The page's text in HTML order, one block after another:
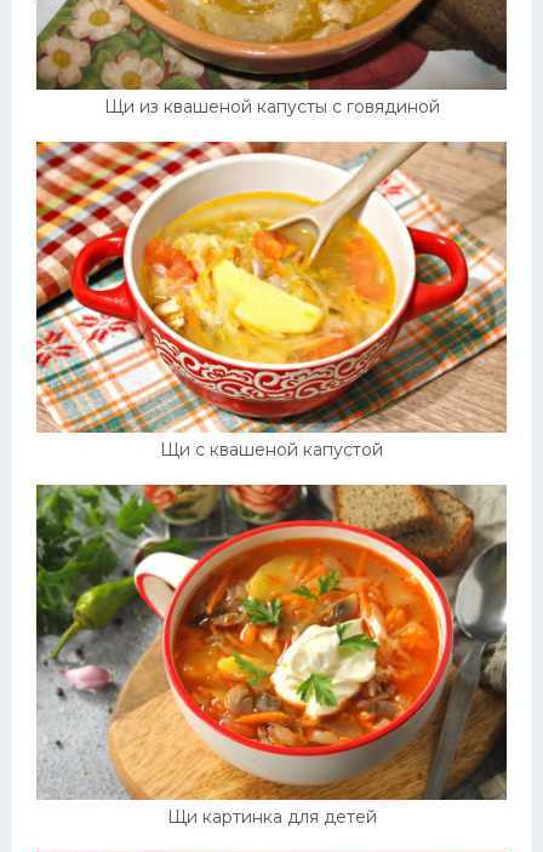
Щи из квашеной капусты с говядиной
Щи с квашеной капустой
Щи картинка для детей